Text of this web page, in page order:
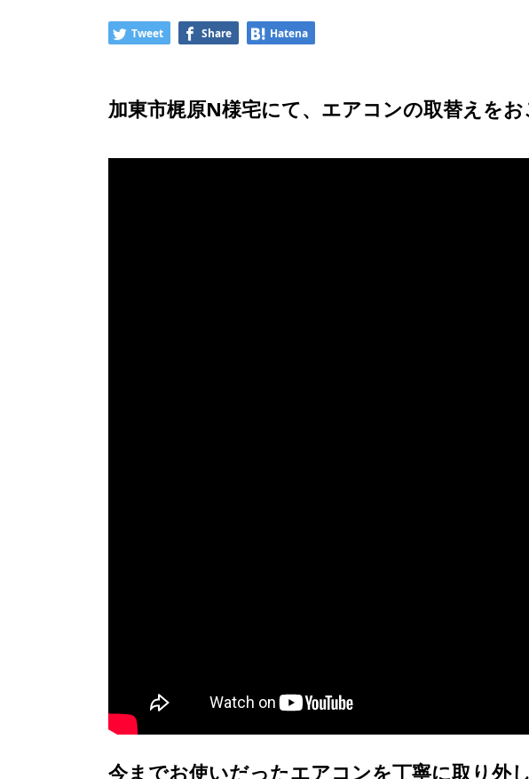
Tweet Share Hatena
加東市梶原N様宅にて、エアコンの取替えをお
今までお使いだったエアコンを丁寧に取り外